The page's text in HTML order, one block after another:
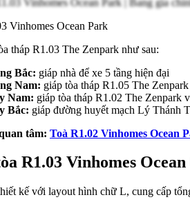
Vinhomes Ocean Park
tháp R1.03 The Zenpark như sau:
Bắc: giáp nhà để xe 5 tầng hiện đại
Nam: giáp tòa tháp R1.05 The Zenpark
Nam: giáp tòa tháp R1.02 The Zenpark
Bắc: giáp đường huyết mạch Lý Thánh
tâm: Toà R1.02 Vinhomes Ocean
R1.03 Vinhomes
kế với layout hình chữ L, cung cấp